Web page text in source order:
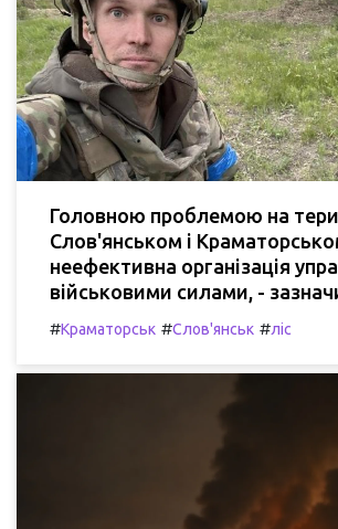
Головною проблемою на
Слов'янськом і
неефективна організація
військовими силами, -
#Краматорськ #Слов'янськ #ліс